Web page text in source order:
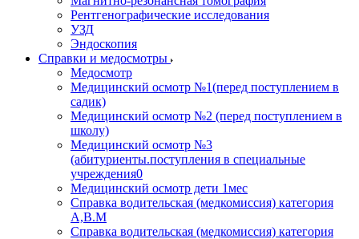
Рентгенографические исследования
УЗД
Эндоскопия
Справки и медосмотры
Медосмотр
Медицинский осмотр №1(перед поступлением в
садик)
Медицинский осмотр №2 (перед поступлением в
школу)
Медицинский осмотр №3
(абитуриенты.поступления в специальные
учреждения0
Медицинский осмотр дети 1мес
Справка водительская (медкомиссия) категория
А,В.М
Справка водительская (медкомиссия) категория